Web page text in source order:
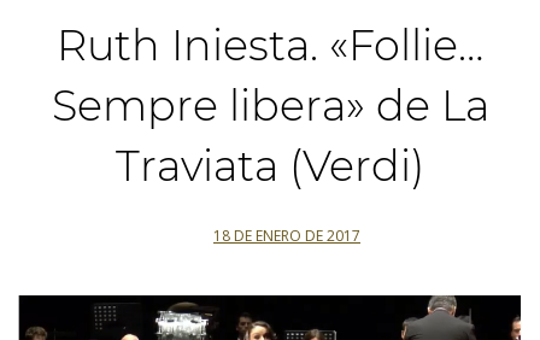
Ruth Iniesta. «Follie…
Sempre libera» de La
Traviata (Verdi)
18 DE ENERO DE 2017